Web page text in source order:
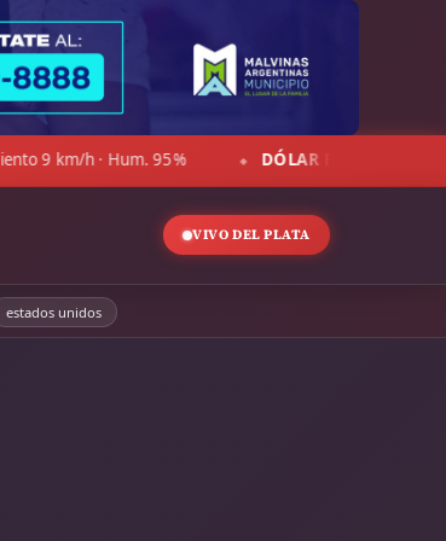
DÓLAR OFICIAL: Compra $1.469,00 · Venta $1.520,00
VIVO DEL PLATA
estados unidos